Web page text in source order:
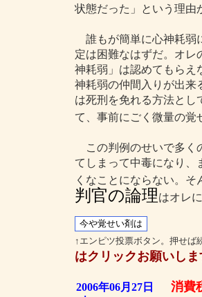
状態だった」という理由
誰もが簡単に心神耗弱
定は困難なはずだ。オレ
神耗弱」は認めてもらえ
神耗弱の仲間入りが出来
は死刑を免れる方法とし
て、事前にごく微量の覚
この判例のせいで多く
てしまって中毒になり、
くなことにならない。
判官の論理はオレ
↑エンピツ投票ボタン。押せば
はクリックお願いしま
2006年06月27日
消費